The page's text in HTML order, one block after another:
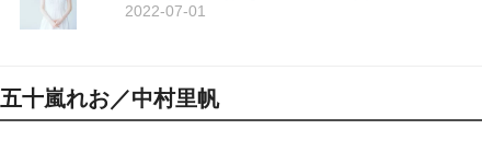
2022-07-01
五十嵐れお／中村里帆